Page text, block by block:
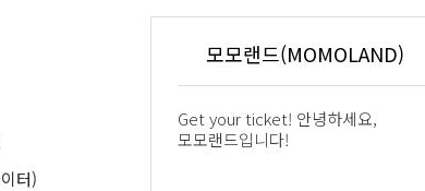
터)
모모랜드(MOMOLAND)
Get your ticket! 안녕하세요,
모모랜드입니다!